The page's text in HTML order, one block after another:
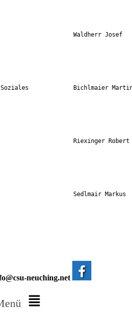
Waldherr Josef
Bichlmaier
Riexinger Robert
Sedlmair Markus
neuching.net